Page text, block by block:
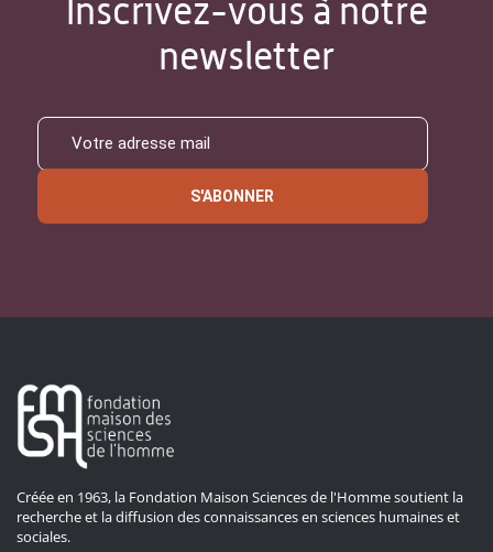
Inscrivez-vous à notre
newsletter
S'ABONNER
Créée en 1963, la Fondation Maison Sciences de l'Homme soutient la
recherche et la diffusion des connaissances en sciences humaines et
sociales.